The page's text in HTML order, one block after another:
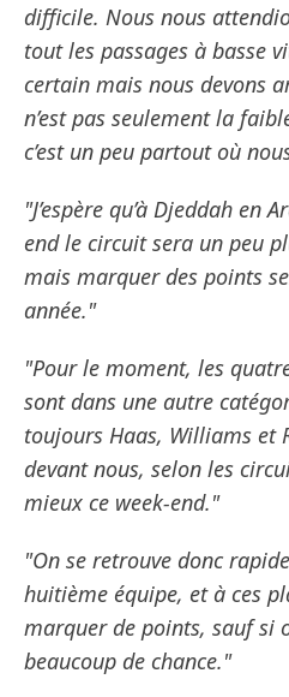
difficile. Nous nous
tout les passages à basse
certain mais nous devons
n’est pas seulement la
c’est un peu partout où
"J’espère qu’à Djeddah en
end le circuit sera un peu
mais marquer des points
année."
"Pour le moment, les
sont dans une autre
toujours Haas, Williams et
devant nous, selon les
mieux ce week-end."
"On se retrouve donc
huitième équipe, et à ces
marquer de points, sauf si
beaucoup de chance."